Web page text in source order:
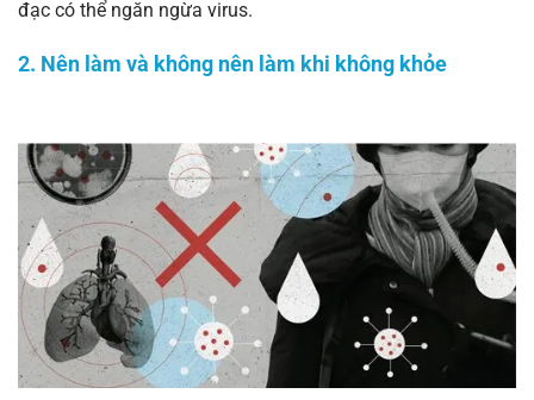
đạc có thể ngăn ngừa virus.
2. Nên làm và không nên làm khi không khỏe